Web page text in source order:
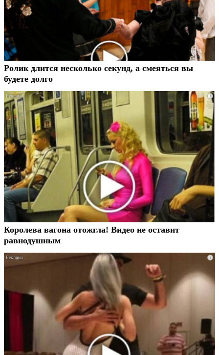
Ролик длится несколько секунд, а смеяться вы
будете долго
i
Королева вагона отожгла! Видео не оставит
равнодушным
i